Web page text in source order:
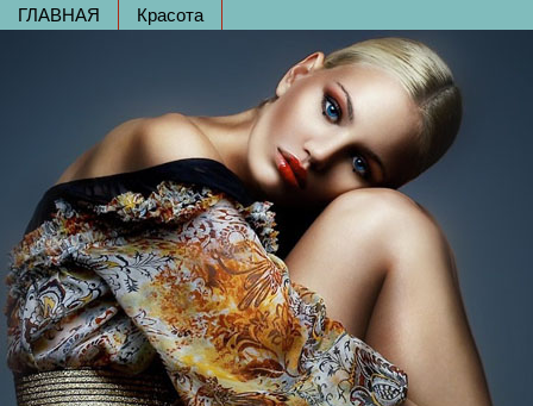
ГЛАВНАЯ Красота